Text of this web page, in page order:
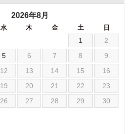
2026年8月
水 木 金 土 日
1
2
5 6 7 8
9
12 13 14 15
16
19 20 21 22
23
26 27 28 29
30